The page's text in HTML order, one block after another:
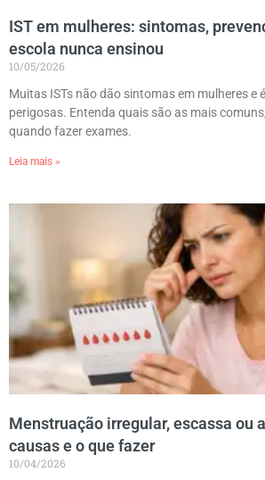
IST em mulheres: sintomas,
escola nunca ensinou
10/05/2026
Muitas ISTs não dão sintomas em mulheres e
perigosas. Entenda quais são as mais
quando fazer exames.
Leia mais »
Menstruação irregular, escassa ou
causas e o que fazer
10/04/2026